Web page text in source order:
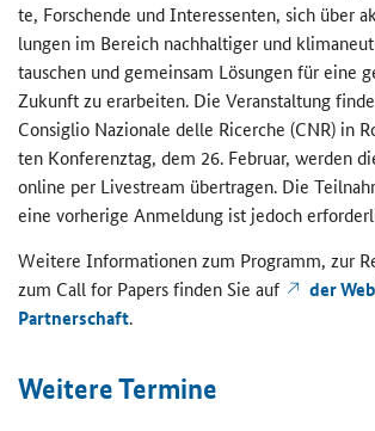
te, For­schen­de und In­ter­es­sen­ten, sich über
lun­gen im Be­reich nach­hal­ti­ger und
tau­schen und ge­mein­sam Lö­sun­gen für eine
Zu­kunft zu er­ar­bei­ten. Die Ver­an­stal­tung
Con­siglio Na­zio­na­le delle Ri­cer­che (CNR) in
ten Kon­fe­renz­tag, dem 26. Fe­bru­ar, wer­den
online per Livestream über­tra­gen. Die
eine vor­he­ri­ge An­mel­dung ist je­doch
Wei­te­re In­for­ma­tio­nen zum Pro­gramm, zur
zum Call for Papersfin­den Sie auf
der
Partnerschaft.
Wei­te­re Ter­mi­ne